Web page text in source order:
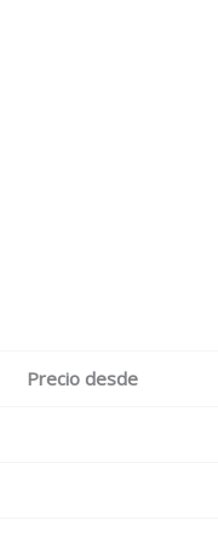
Precio desde